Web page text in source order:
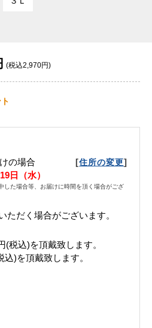
(税込2,970円)
の場合 [住所の変更]
日（水）
した場合等、お届けに時間を頂く場合がござ
ただく場合がございます。
(税込)を頂戴致します。
)を頂戴致します。